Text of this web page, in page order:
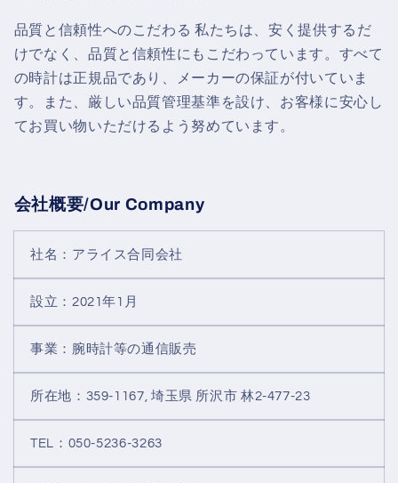
品質と信頼性へのこだわる 私たちは、安く提供するだ
けでなく、品質と信頼性にもこだわっています。すべて
の時計は正規品であり、メーカーの保証が付いていま
す。また、厳しい品質管理基準を設け、お客様に安心し
てお買い物いただけるよう努めています。
会社概要/Our Company
社名 ：アライス合同会社
設立：2021年1月
事業：腕時計等の通信販売
所在地： 359-1167, 埼玉県 所沢市 林2-477-23
TEL ： 050-5236-3263